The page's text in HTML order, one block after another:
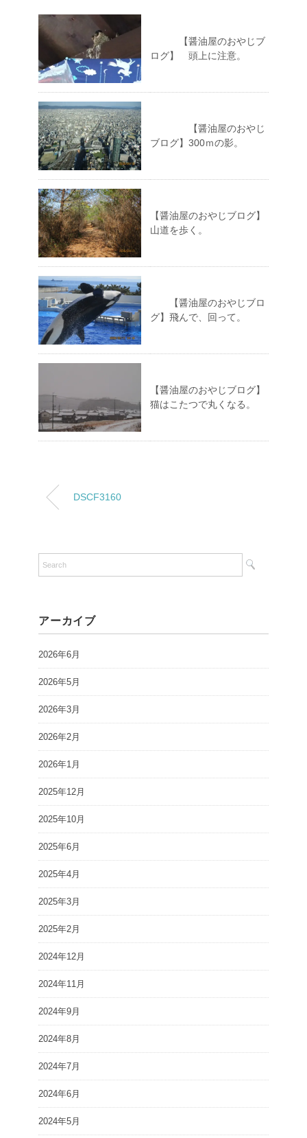
【醤油屋のおやじブ
ログ】 頭上に注意。
【醤油屋のおやじ
ブログ】300ｍの影。
【醤油屋のおやじブログ】
山道を歩く。
【醤油屋のおやじブロ
グ】飛んで、回って。
【醤油屋のおやじブログ】
猫はこたつで丸くなる。
DSCF3160
アーカイブ
2026年6月
2026年5月
2026年3月
2026年2月
2026年1月
2025年12月
2025年10月
2025年6月
2025年4月
2025年3月
2025年2月
2024年12月
2024年11月
2024年9月
2024年8月
2024年7月
2024年6月
2024年5月